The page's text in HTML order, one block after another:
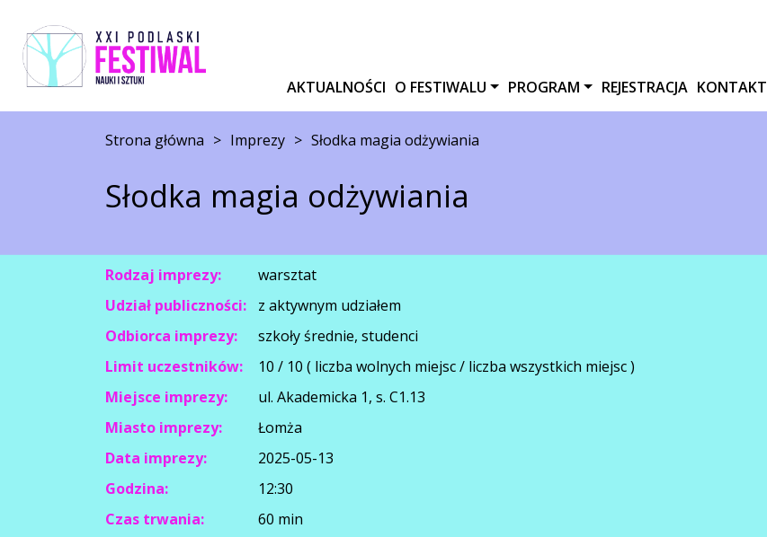
AKTUALNOŚCI O FESTIWALU PROGRAM REJESTRACJA KONTAKT
Strona główna > Imprezy > Słodka magia odżywiania
Słodka magia odżywiania
Rodzaj imprezy:
warsztat
Udział publiczności:
z aktywnym udziałem
Odbiorca imprezy:
szkoły średnie, studenci
Limit uczestników:
10 / 10 ( liczba wolnych miejsc / liczba wszystkich miejsc )
Miejsce imprezy:
ul. Akademicka 1, s. C1.13
Miasto imprezy:
Łomża
Data imprezy:
2025-05-13
Godzina:
12:30
Czas trwania:
60 min